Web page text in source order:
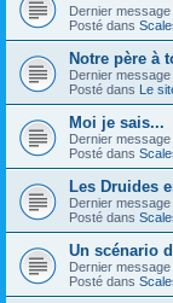
Dernier
Posté dans
Notre père à
Dernier
Posté dans Le
Moi je sais...
Dernier
Posté dans
Les Druides
Dernier
Posté dans
Un scénario
Dernier
Posté dans